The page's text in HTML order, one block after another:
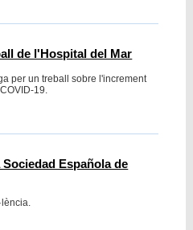
de l'Hospital del Mar
per un treball sobre l'increment
19.
Española de